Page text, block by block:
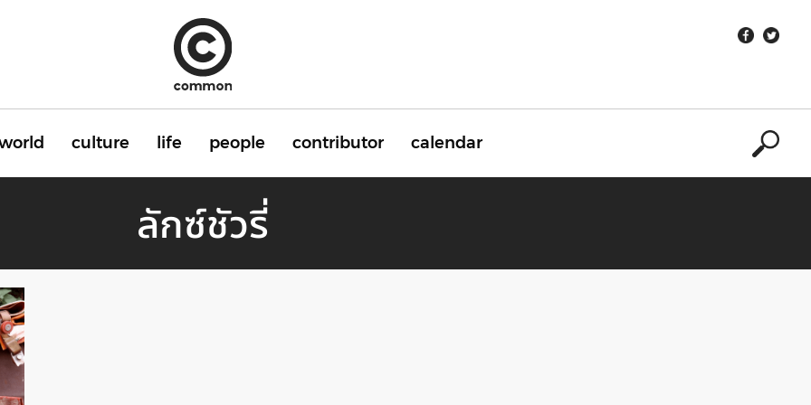
culture life people contributor calendar
ลักซ์ชัวรี่